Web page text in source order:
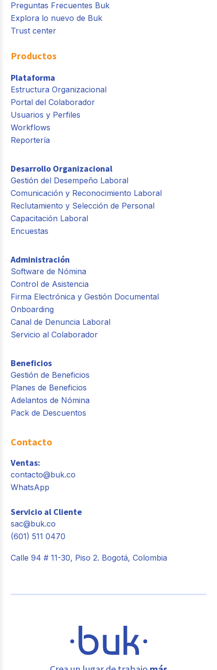
Preguntas Frecuentes Buk
Explora lo nuevo de Buk
Trust center
Productos
Plataforma
Estructura Organizacional
Portal del Colaborador
Usuarios y Perfiles
Workflows
Reportería
Desarrollo Organizacional
Gestión del Desempeño Laboral
Comunicación y Reconocimiento Laboral
Reclutamiento y Selección de Personal
Capacitación Laboral
Encuestas
Administración
Software de Nómina
Control de Asistencia
Firma Electrónica y Gestión Documental
Onboarding
Canal de Denuncia Laboral
Servicio al Colaborador
Beneficios
Gestión de Beneficios
Planes de Beneficios
Adelantos de Nómina
Pack de Descuentos
Contacto
Ventas:
contacto@buk.co
WhatsApp
Servicio al Cliente
sac@buk.co
(601) 511 0470
Calle 94 # 11-30, Piso 2. Bogotá, Colombia